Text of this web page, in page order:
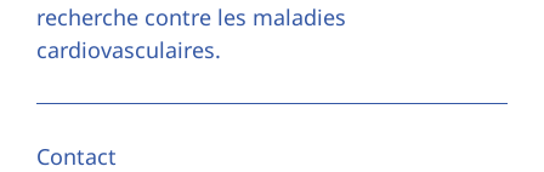
recherche contre les maladies
cardiovasculaires.
Contact